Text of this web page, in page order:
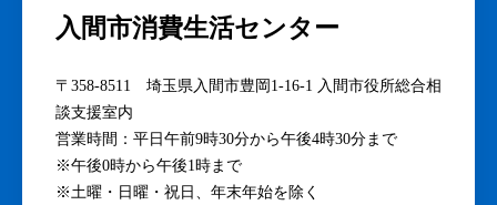
入間市消費生活センター
〒358-8511 埼玉県入間市豊岡1-16-1 入間市役所総合相
談支援室内
営業時間：平日午前9時30分から午後4時30分まで
※午後0時から午後1時まで
※土曜・日曜・祝日、年末年始を除く